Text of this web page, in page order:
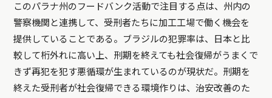
このパラナ州のフードバンク活動で注目する点は、州内の
警察機関と連携して、受刑者たちに加工工場で働く機会を
提供していることである。ブラジルの犯罪率は、日本と比
較して桁外れに高い上、刑期を終えても社会復帰がうまくで
きず再犯を犯す悪循環が生まれているのが現状だ。刑期を
終えた受刑者が社会復帰できる環境作りは、治安改善のた